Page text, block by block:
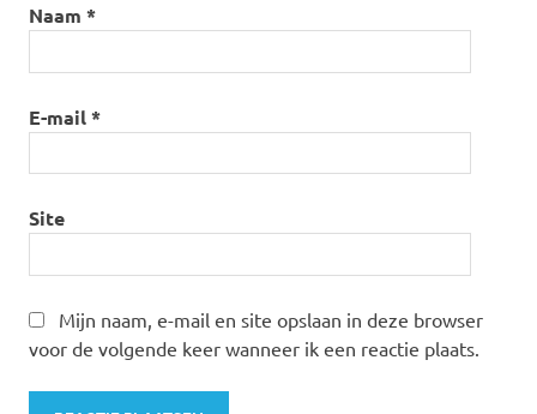
Naam *
E-mail*
Site
Mijn naam, e-mail en site opslaan in deze browser
voor de volgende keer wanneer ik een reactie plaats.